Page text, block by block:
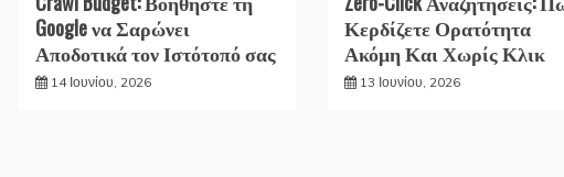
Google να Σαρώνει
Αποδοτικά τον Ιστότοπό σας
14 Ιουνίου, 2026
Κερδίζετε Ορατότητα
Ακόμη Και Χωρίς Κλικ
13 Ιουνίου, 2026